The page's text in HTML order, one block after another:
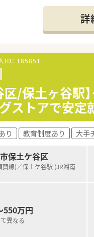
めですので経験が浅い
詳
ID： 185851
/保土ヶ谷駅
ストアで安定
り 教育制度あり 大手
保土ケ谷区
線)／保土ケ谷駅 (JR湘南
550万円
異なる